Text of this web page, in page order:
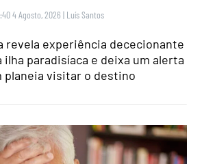
4 Agosto, 2026 | Luís Santos
revela experiência dececionante
ilha paradisíaca e deixa um alerta
planeia visitar o destino